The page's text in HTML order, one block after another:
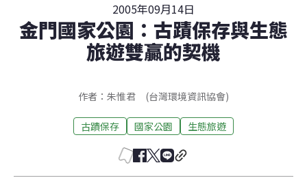
2005年09月14日
金門國家公園：古蹟保存與生態
旅遊雙贏的契機
作者：朱惟君 (台灣環境資訊協會)
古蹟保存 國家公園 生態旅遊